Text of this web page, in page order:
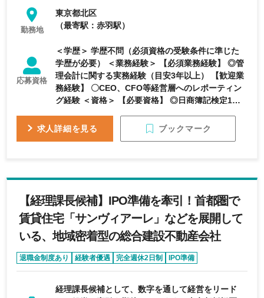
勤務地
東京都北区
（最寄駅：赤羽駅）
応募資格
＜学歴＞ 学歴不問（必須資格の受験条件に準じた
学歴が必要） ＜業務経験＞ 【必須業務経験】 ◎管
理会計に関する実務経験（目安3年以上） 【歓迎業
務経験】 〇CEO、CFO等経営層へのレポーティン
グ経験 ＜資格＞ 【必要資格】 ◎日商簿記検定1
じて臨機応変に対応できる方 ・ハンズオンで能動
求人詳細を見る ブックマーク
【経理課長候補】IPO準備を牽引！首都圏で
賃貸住宅「サンヴィアーレ」などを展開して
いる、地域密着型の総合建設不動産会社
退職金制度あり 経験者優遇 完全週休2日制
IPO準備
管理職・マネージャー
経理課長候補として、数字を通して経営をリード